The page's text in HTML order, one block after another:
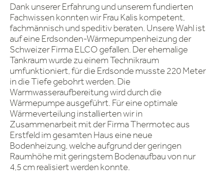
Dank unserer Erfahrung und unserem fundierten
Fachwissen konnten wir Frau Kalis kompetent,
fachmännisch und speditiv beraten. Unsere Wahl ist
auf eine Erdsonden-Wärmepumpenheizung der
Schweizer Firma ELCO gefallen. Der ehemalige
Tankraum wurde zu einem Technikraum
umfunktioniert, für die Erdsonde musste 220 Meter
in die Tiefe gebohrt werden. Die
Warmwasseraufbereitung wird durch die
Wärmepumpe ausgeführt. Für eine optimale
Wärmeverteilung installierten wir in
Zusammenarbeit mit der Firma Thermotec aus
Erstfeld im gesamten Haus eine neue
Bodenheizung, welche aufgrund der geringen
Raumhöhe mit geringstem Bodenaufbau von nur
4,5 cm realisiert werden konnte.